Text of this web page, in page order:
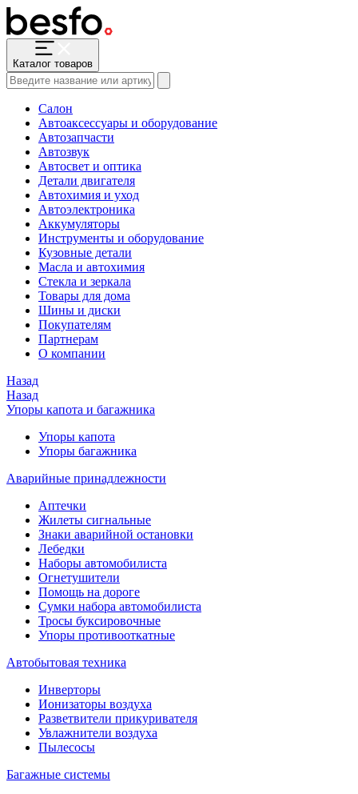
Каталог товаров
Салон
Автоаксессуары и оборудование
Автозапчасти
Автозвук
Автосвет и оптика
Детали двигателя
Автохимия и уход
Автоэлектроника
Аккумуляторы
Инструменты и оборудование
Кузовные детали
Масла и автохимия
Стекла и зеркала
Товары для дома
Шины и диски
Покупателям
Партнерам
О компании
Назад
Назад
Упоры капота и багажника
Упоры капота
Упоры багажника
Аварийные принадлежности
Аптечки
Жилеты сигнальные
Знаки аварийной остановки
Лебедки
Наборы автомобилиста
Огнетушители
Помощь на дороге
Сумки набора автомобилиста
Тросы буксировочные
Упоры противооткатные
Автобытовая техника
Инверторы
Ионизаторы воздуха
Разветвители прикуривателя
Увлажнители воздуха
Пылесосы
Багажные системы